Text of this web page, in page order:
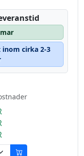
inom cirka 2-3